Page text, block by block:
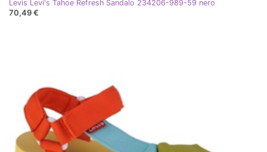
Levis Levi's Tahoe Refresh Sandalo 234206-989-59 nero
70,49 €